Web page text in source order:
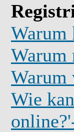
Warum
Warum
Warum
Wie